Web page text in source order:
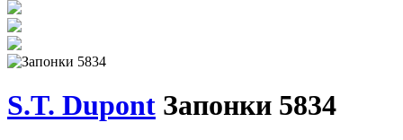
S.T. Dupont Запонки 5834